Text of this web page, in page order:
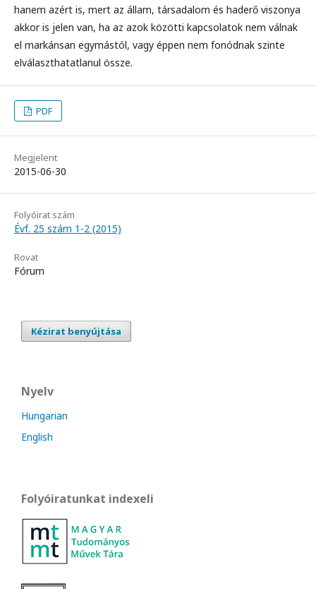
hanem azért is, mert az állam, társadalom és haderő viszonya
akkor is jelen van, ha az azok közötti kapcsolatok nem válnak
el markánsan egymástól, vagy éppen nem fonódnak szinte
elválaszthatatlanul össze.
PDF
Megjelent
2015-06-30
Folyóirat szám
Évf. 25 szám 1-2 (2015)
Rovat
Fórum
Kézirat benyújtása
Nyelv
Hungarian
English
Folyóiratunkat indexeli